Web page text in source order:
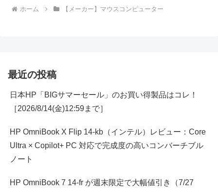
ホーム 【メーカー】マウスコンピューター
最近の投稿
日本HP「BIGサマーセール」のお買い得製品はコレ！
［2026/8/14(金)12:59まで］
HP OmniBook X Flip 14-kb（インテル）レビュー：Core
Ultra × Copilot+ PC 対応で完成度の高いコンバーチブル
ノート
HP OmniBook 7 14-fr が週末限定で大幅値引き（7/27